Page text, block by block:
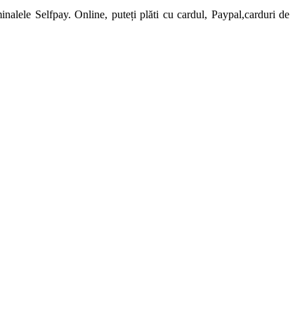
Selfpay. Online, puteți plăti cu cardul, Paypal,carduri de